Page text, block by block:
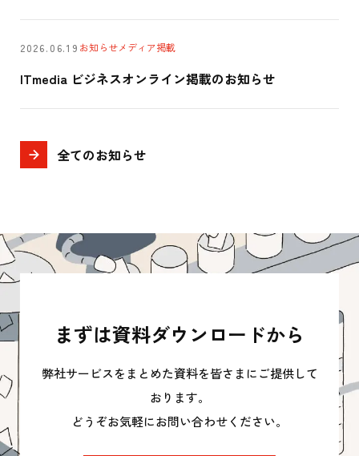
2026.06.19 お知らせメディア掲載
ITmedia ビジネスオンライン掲載のお知らせ
全てのお知らせ
まずは資料ダウンロードから
弊社サービスをまとめた資料を皆さまにご提供して
おります。
どうぞお気軽にお問い合わせください。